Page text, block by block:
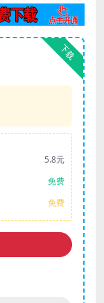
下载
5.8元
免费
免费